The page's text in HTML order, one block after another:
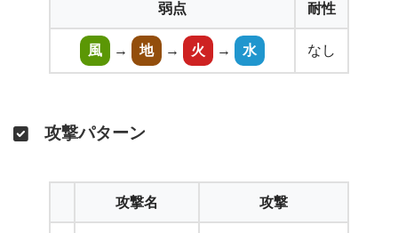
弱点 耐性
風 → 地 → 火 → 水 なし
攻撃パターン
攻撃名 攻撃